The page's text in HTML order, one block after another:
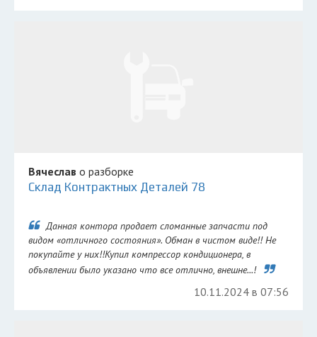
Вячеслав о разборке
Склад Контрактных Деталей 78
Данная контора продает сломанные запчасти под
видом «отличного состояния». Обман в чистом виде!! Не
покупайте у них!!Купил компрессор кондиционера, в
объявлении было указано что все отлично, внешне...!
10.11.2024 в 07:56